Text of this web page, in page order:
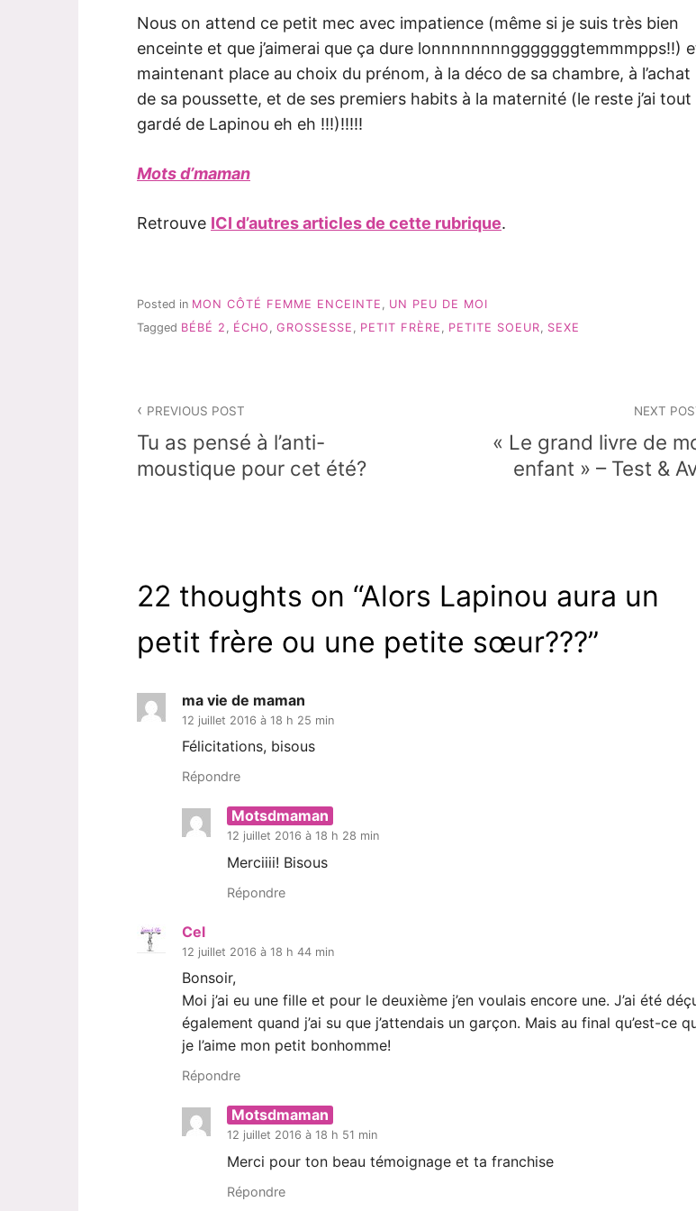
Nous on attend ce petit mec avec impatience (même si je suis très bien
enceinte et que j’aimerai que ça dure lonnnnnnnngggggggtemmmpps!!)
maintenant place au choix du prénom, à la déco de sa chambre, à l’achat
de sa poussette, et de ses premiers habits à la maternité (le reste j’ai tout
gardé de Lapinou eh eh !!!)!!!!!
Mots d’maman
Retrouve ICI d’autres articles de cette rubrique.
Posted in MON CÔTÉ FEMME ENCEINTE
UN PEU DE MOI
Tagged BÉBÉ 2 ÉCHO GROSSESSE PETIT FRÈRE PETITE SOEUR SEXE
de
l’article
PREVIOUS POST
Tu as pensé à l’anti-
moustique pour cet été?
NEXT
« Le grand livre de
enfant » – Test &
22 thoughts on “Alors Lapinou aura un
petit frère ou une petite sœur???”
ma vie de maman
12 juillet 2016 à 18 h 25 min
Félicitations, bisous
Répondre
Motsdmaman
12 juillet 2016 à 18 h 28 min
Merciiii! Bisous
Répondre
Cel
12 juillet 2016 à 18 h 44 min
Bonsoir,
Moi j’ai eu une fille et pour le deuxième j’en voulais encore une. J’ai été
également quand j’ai su que j’attendais un garçon. Mais au final qu’est-ce
je l’aime mon petit bonhomme!
Répondre
Motsdmaman
12 juillet 2016 à 18 h 51 min
Merci pour ton beau témoignage et ta franchise
Répondre